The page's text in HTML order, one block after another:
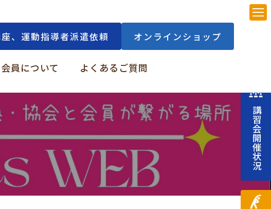
、運動指導者派遣依頼 オンラインショップ
会員について よくあるご質問
講習会開催状況